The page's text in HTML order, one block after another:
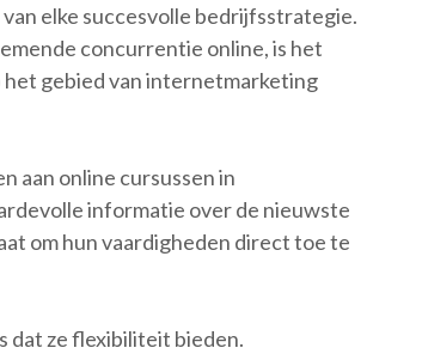
elke succesvolle bedrijfsstrategie.
concurrentie online, is het
het gebied van internetmarketing
aan online cursussen in
informatie over de nieuwste
om hun vaardigheden direct toe te
dat ze flexibiliteit bieden.